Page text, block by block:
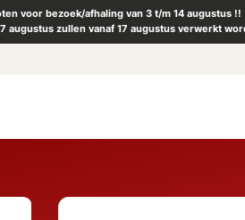
voor bezoek/afhaling van 3 t/m 14 augustus !!
augustus zullen vanaf 17 augustus verwerkt